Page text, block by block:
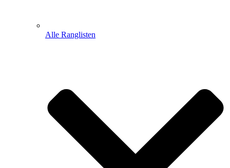
Alle Ranglisten